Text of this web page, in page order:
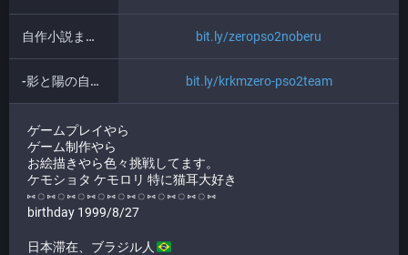
自作小説まとめ bit.ly/zeropso2noberu
-影と陽の自遊戯場- teamsite bit.ly/krkmzero-pso2team
ゲームプレイやら
ゲーム制作やら
お絵描きやら色々挑戦してます。
ケモショタ ケモロリ 特に猫耳大好き
⑅ ◌ ⑅ ◌ ⑅ ◌ ⑅ ◌ ⑅ ◌ ⑅ ◌ ⑅ ◌ ⑅ ◌ ⑅ ◌ ⑅
birthday 1999/8/27
日本滞在、ブラジル人